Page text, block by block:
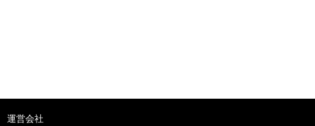
運営会社